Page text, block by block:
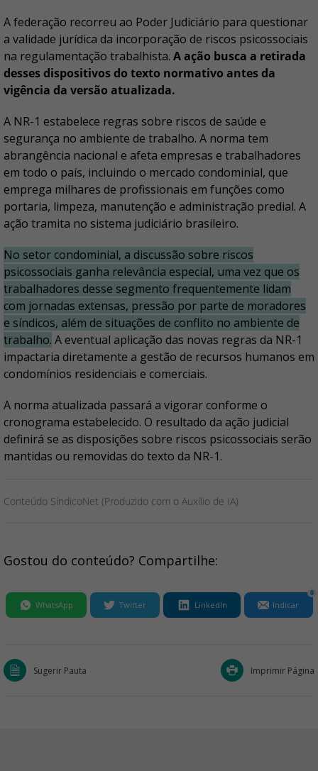
A federação recorreu ao Poder Judiciário para questionar
a validade jurídica da incorporação de riscos psicossociais
na regulamentação trabalhista. A ação busca a retirada
desses dispositivos do texto normativo antes da
vigência da versão atualizada.
A NR-1 estabelece regras sobre riscos de saúde e
segurança no ambiente de trabalho. A norma tem
abrangência nacional e afeta empresas e trabalhadores
em todo o país, incluindo o mercado condominial, que
emprega milhares de profissionais em funções como
portaria, limpeza, manutenção e administração predial. A
ação tramita no sistema judiciário brasileiro.
No setor condominial, a discussão sobre riscos
psicossociais ganha relevância especial, uma vez que os
trabalhadores desse segmento frequentemente lidam
com jornadas extensas, pressão por parte de moradores
e síndicos, além de situações de conflito no ambiente de
trabalho. A eventual aplicação das novas regras da NR-1
impactaria diretamente a gestão de recursos humanos em
condomínios residenciais e comerciais.
A norma atualizada passará a vigorar conforme o
cronograma estabelecido. O resultado da ação judicial
definirá se as disposições sobre riscos psicossociais serão
mantidas ou removidas do texto da NR-1.
Conteúdo SíndicoNet (Produzido com o Auxílio de IA)
Gostou do conteúdo? Compartilhe:
WhatsApp Twitter LinkedIn Indicar
0
Sugerir Pauta Imprimir Página